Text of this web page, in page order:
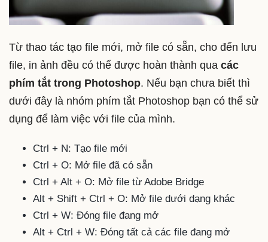
Từ thao tác tạo file mới, mở file có sẵn, cho đến lưu
file, in ảnh đều có thể được hoàn thành qua các
phím tắt trong Photoshop. Nếu bạn chưa biết thì
dưới đây là nhóm phím tắt Photoshop bạn có thể sử
dụng để làm việc với file của mình.
Ctrl + N: Tạo file mới
Ctrl + O: Mở file đã có sẵn
Ctrl + Alt + O: Mở file từ Adobe Bridge
Alt + Shift + Ctrl + O: Mở file dưới dạng khác
Ctrl + W: Đóng file đang mở
Alt + Ctrl + W: Đóng tất cả các file đang mở